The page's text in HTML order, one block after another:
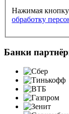
Нажимая кнопку
обработку
Банки